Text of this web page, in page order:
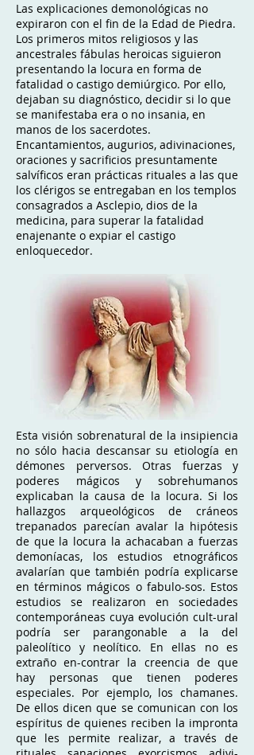
Las explicaciones demonológicas no
expiraron con el fin de la Edad de Piedra.
Los primeros mitos religiosos y las
ancestrales fábulas heroicas siguieron
presentando la locura en forma de
fatalidad o castigo demiúrgico. Por ello,
dejaban su diagnóstico, decidir si lo que
se manifestaba era o no insania, en
manos de los sacerdotes.
Encantamientos, augurios, adivinaciones,
oraciones y sacrificios presuntamente
salvíficos eran prácticas rituales a las que
los clérigos se entregaban en los templos
consagrados a Asclepio, dios de la
medicina, para superar la fatalidad
enajenante o expiar el castigo
enloquecedor.
Esta visión sobrenatural de la insipiencia
no sólo hacia descansar su etiología en
démones perversos. Otras fuerzas y
poderes mágicos y sobrehumanos
explicaban la causa de la locura. Si los
hallazgos arqueológicos de cráneos
trepanados parecían avalar la hipótesis
de que la locura la achacaban a fuerzas
demoníacas, los estudios etnográficos
avalarían que también podría explicarse
en términos mágicos o fabulo-sos. Estos
estudios se realizaron en sociedades
contemporáneas cuya evolución cult-ural
podría ser parangonable a la del
paleolítico y neolítico. En ellas no es
extraño en-contrar la creencia de que
hay personas que tienen poderes
especiales. Por ejemplo, los chamanes.
De ellos dicen que se comunican con los
espíritus de quienes reciben la impronta
que les permite realizar, a través de